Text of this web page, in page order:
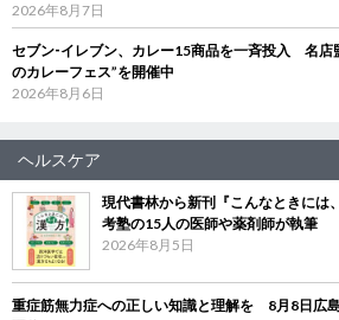
2026年8月7日
セブン‐イレブン、カレー15商品を一斉投入 名店
のカレーフェス”を開催中
2026年8月6日
ヘルスケア
現代書林から新刊『こんなときに
考塾の15人の医師や薬剤師が執筆
2026年8月5日
重症筋無力症への正しい知識と理解を 8月8日広